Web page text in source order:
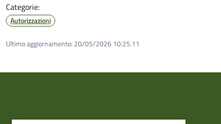
Categorie:
Autorizzazioni
Ultimo aggiornamento: 20/05/2026 10:25.11